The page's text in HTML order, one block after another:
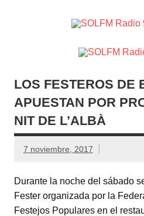
Crevillente, Radio en
LOS FESTEROS DE
APUESTAN POR
NIT DE L’ALBÀ
7 noviembre, 2017
Durante la noche del sábado
Fester organizada por la
Festejos Populares en el